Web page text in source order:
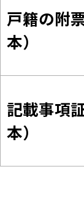
戸籍の附
本）
記載事項
本）